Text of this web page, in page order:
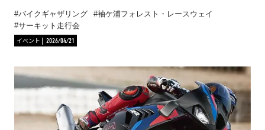
バイクギャザリング
袖ケ浦フォレスト・レースウェイ
サーキット走行会
イベント
2026/04/21